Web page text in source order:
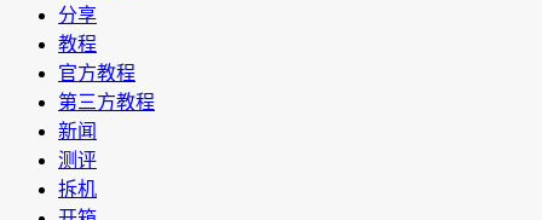
分享
教程
官方教程
第三方教程
新闻
测评
拆机